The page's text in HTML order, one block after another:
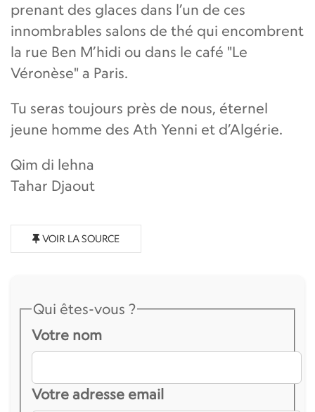
prenant des glaces dans l’un de ces
innombrables salons de thé qui encombrent
la rue Ben M’hidi ou dans le café "Le
Véronèse" a Paris.
Tu seras toujours près de nous, éternel
jeune homme des Ath Yenni et d’Algérie.
Qim di lehna
Tahar Djaout
VOIR LA SOURCE
Qui êtes-vous ?
Votre nom
Votre adresse email